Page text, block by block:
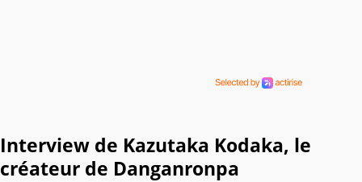
Interview de Kazutaka Kodaka, le
créateur de Danganronpa